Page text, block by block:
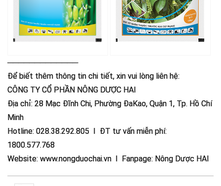
─────────────
Để biết thêm thông tin chi tiết, xin vui lòng liên hệ:
CÔNG TY CỔ PHẦN NÔNG DƯỢC HAI
Địa chỉ: 28 Mạc Đĩnh Chi, Phường ĐaKao, Quận 1, Tp. Hồ Chí
Minh
Hotline: 028.38.292.805 I ĐT tư vấn miễn phí:
1800.577.768
Website: www.nongduochai.vn I Fanpage: Nông Dược HAI